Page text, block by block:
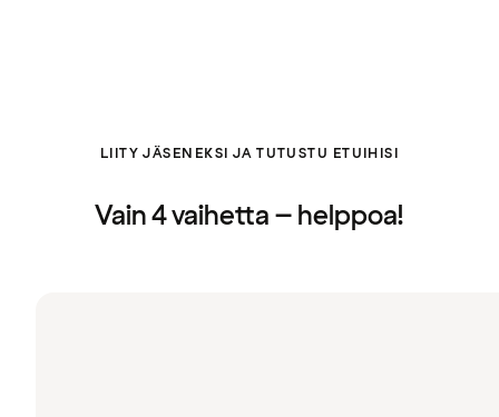
LIITY JÄSENEKSI JA TUTUSTU ETUIHISI
Vain 4 vaihetta – helppoa!